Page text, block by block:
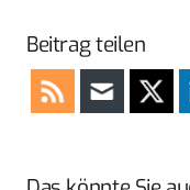
Beitrag teilen